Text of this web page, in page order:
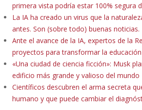
primera vista podría estar 100% segura
La IA ha creado un virus que la
antes. Son (sobre todo) buenas noticias.
Ante el avance de la IA, expertos de la
proyectos para transformar la
«Una ciudad de ciencia ficción»: Musk
edificio más grande y valioso del mundo
Científicos descubren el arma secreta
humano y que puede cambiar el